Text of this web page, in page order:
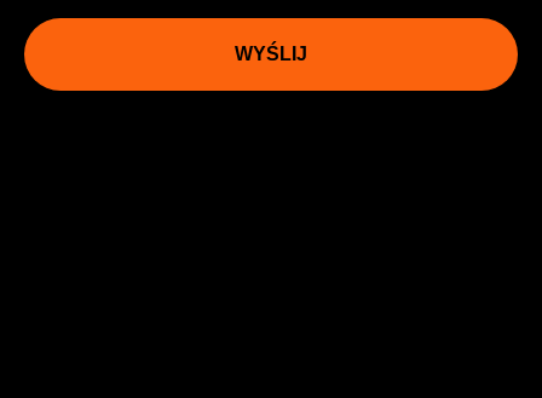
WYŚLIJ